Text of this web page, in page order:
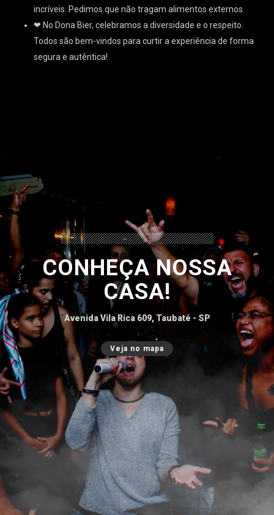
incríveis. Pedimos que não tragam alimentos externos.
❤ No Dona Bier, celebramos a diversidade e o respeito.
Todos são bem-vindos para curtir a experiência de forma
segura e autêntica!
CONHEÇA NOSSA
CASA!
Avenida Vila Rica 609, Taubaté - SP
Veja no mapa